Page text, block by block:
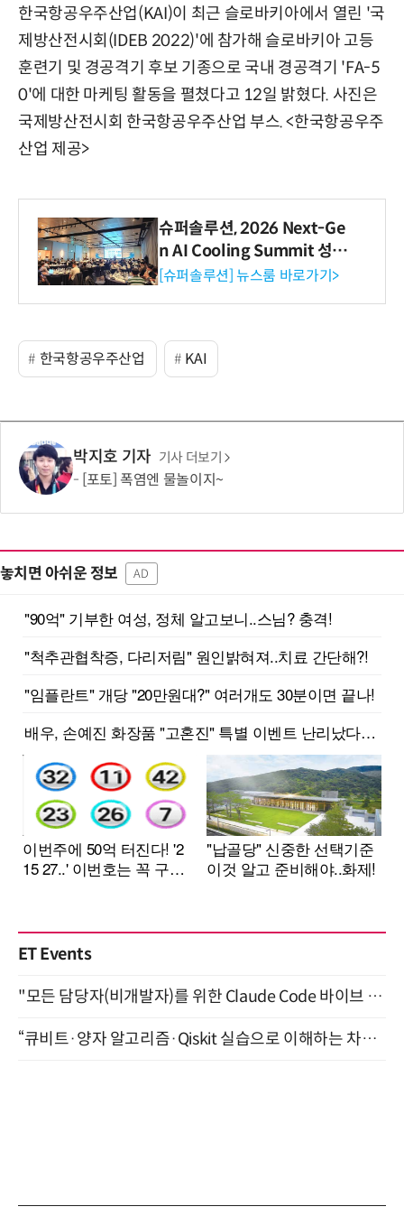
한국항공우주산업(KAI)이 최근 슬로바키아에서 열린 '국
제방산전시회(IDEB 2022)'에 참가해 슬로바키아 고등
훈련기 및 경공격기 후보 기종으로 국내 경공격기 'FA-5
0'에 대한 마케팅 활동을 펼쳤다고 12일 밝혔다. 사진은
국제방산전시회 한국항공우주산업 부스. <한국항공우주
산업 제공>
슈퍼솔루션, 2026 Next-Ge
n AI Cooling Summit 성황
리 성료
[슈퍼솔루션] 뉴스룸 바로가기>
한국항공우주산업 KAI
박지호 기자 기사 더보기
[포토] 폭염엔 물놀이지~
놓치면 아쉬운 정보 AD
ET Events
"모든 담당자(비개발자)를 위한 Claude Code 바이브 코딩 2-day 부트캠프" 9월 16~17일 개최
“큐비트·양자 알고리즘·Qiskit 실습으로 이해하는 차세대 컴퓨팅” (8/28)